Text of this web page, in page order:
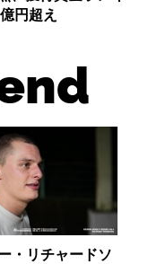
円超え
・リチャードソ